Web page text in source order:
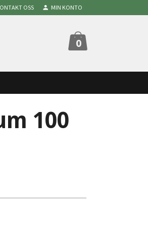
OSS MIN KONTO
0
100